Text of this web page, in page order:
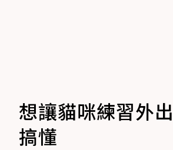
想讓貓咪練習外
搞懂